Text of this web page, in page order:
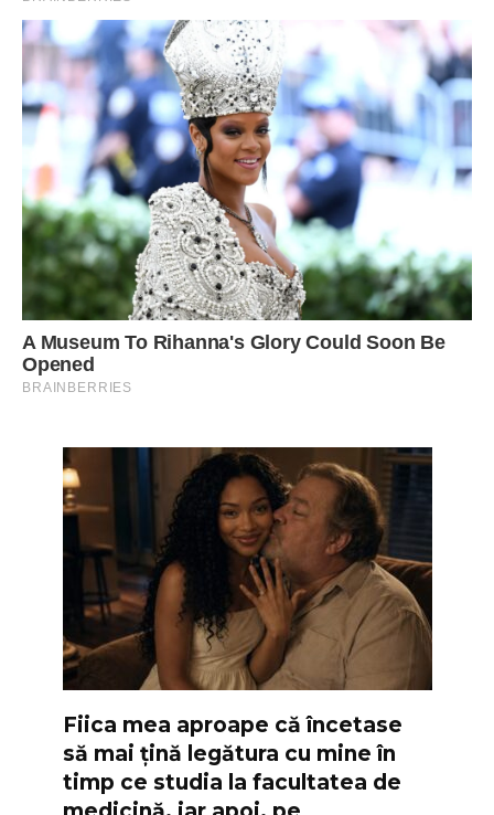
Fiica mea aproape că încetase
să mai țină legătura cu mine în
timp ce studia la facultatea de